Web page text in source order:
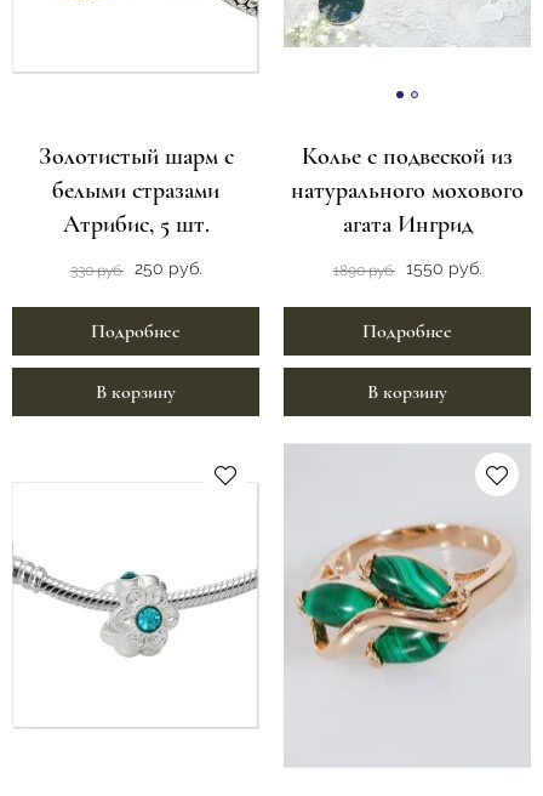
Золотистый шарм с
белыми стразами
Атрибис, 5 шт.
330 руб. 250 руб.
Подробнее
В корзину
Колье с подвеской из
натурального мохового
агата Ингрид
1890 руб. 1550 руб.
Подробнее
В корзину